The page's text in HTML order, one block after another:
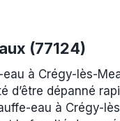
(77124)
à Crégy-lès-
d’être dépanné
eau à Crégy-